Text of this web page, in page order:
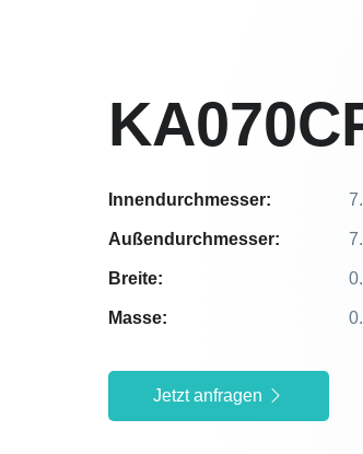
Innendurchmesser:
Außendurchmesser:
Breite:
Masse:
Jetzt anfragen